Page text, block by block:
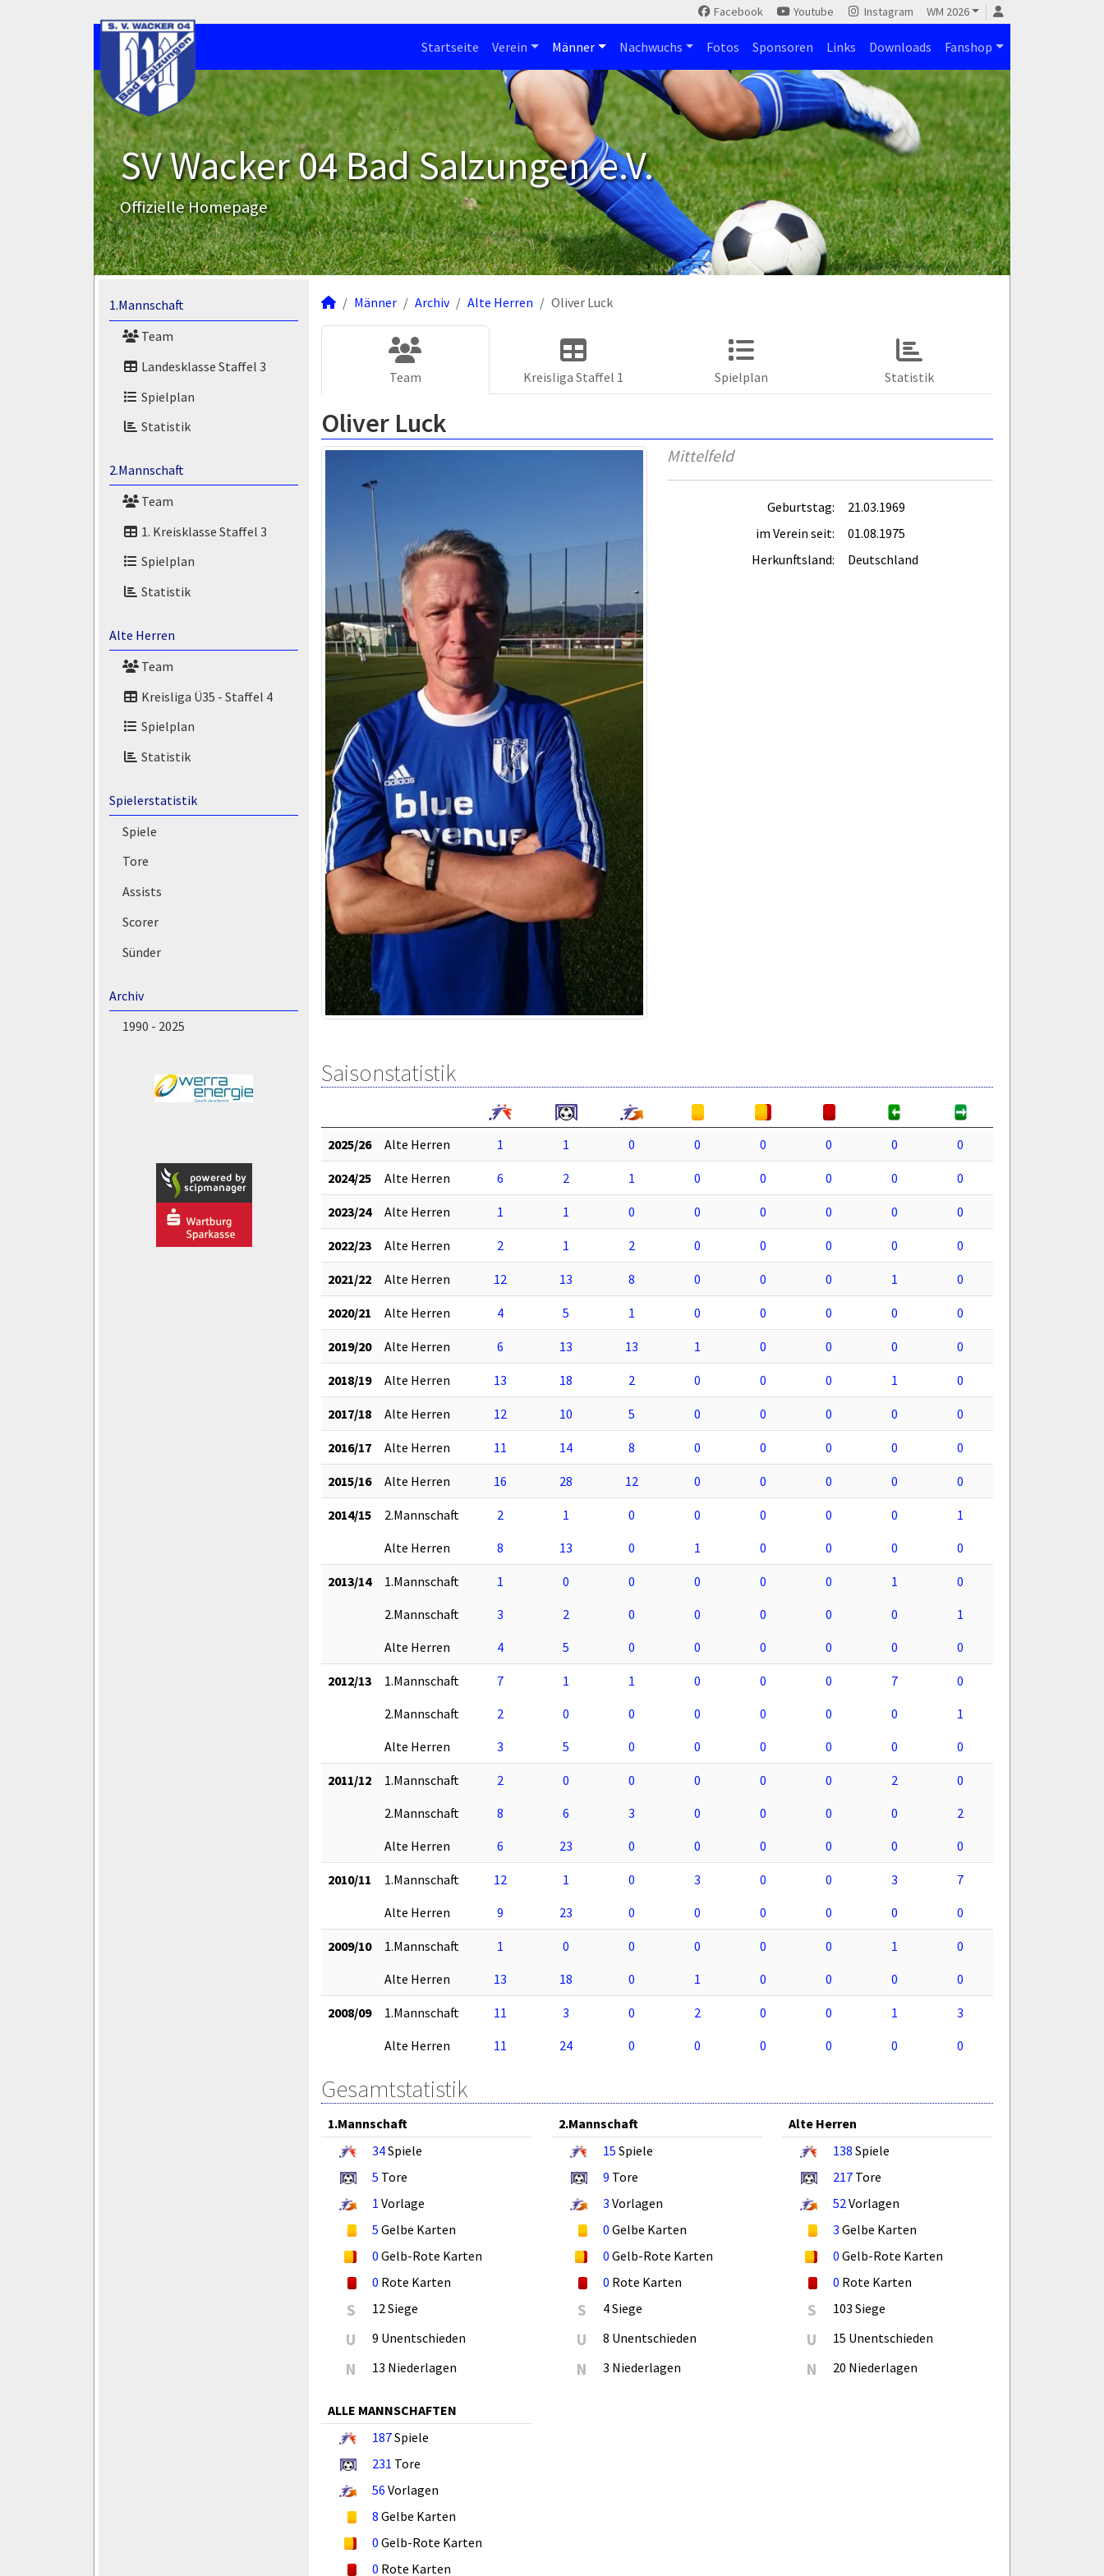
Facebook Youtube Instagram WM 2026
Startseite Verein Männer Nachwuchs Fotos Sponsoren Links Downloads Fanshop
SV Wacker 04 Bad Salzungen e.V.
Offizielle Homepage
1.Mannschaft
Team
Landesklasse Staffel 3
Spielplan
Statistik
2.Mannschaft
Team
1. Kreisklasse Staffel 3
Spielplan
Statistik
Alte Herren
Team
Kreisliga Ü35 - Staffel 4
Spielplan
Statistik
Spielerstatistik
Spiele
Tore
Assists
Scorer
Sünder
Archiv
1990 - 2025
Männer Archiv Alte Herren Oliver Luck
Team Kreisliga Staffel 1 Spielplan Statistik
Oliver Luck
Mittelfeld
Geburtstag:
21.03.1969
im Verein seit:
01.08.1975
Herkunftsland:
Deutschland
Saisonstatistik
2025/26 Alte Herren 1 1 0 0 0 0 0 0
2024/25 Alte Herren 6 2 1 0 0 0 0 0
2023/24 Alte Herren 1 1 0 0 0 0 0 0
2022/23 Alte Herren 2 1 2 0 0 0 0 0
2021/22 Alte Herren 12 13 8 0 0 0 1 0
2020/21 Alte Herren 4 5 1 0 0 0 0 0
2019/20 Alte Herren 6 13 13 1 0 0 0 0
2018/19 Alte Herren 13 18 2 0 0 0 1 0
2017/18 Alte Herren 12 10 5 0 0 0 0 0
2016/17 Alte Herren 11 14 8 0 0 0 0 0
2015/16 Alte Herren 16 28 12 0 0 0 0 0
2014/15 2.Mannschaft 2 1 0 0 0 0 0
1
Alte Herren
8 13 0 1 0 0 0 0
2013/14 1.Mannschaft 1 0 0 0 0 0 1
0
2.Mannschaft
3 2 0 0 0 0 0
1
Alte Herren
4 5 0 0 0 0 0 0
2012/13 1.Mannschaft 7 1 1 0 0 0 7
0
2.Mannschaft
2 0 0 0 0 0 0
1
Alte Herren
3 5 0 0 0 0 0 0
2011/12 1.Mannschaft 2 0 0 0 0 0 2
0
2.Mannschaft
8 6 3 0 0 0 0
2
Alte Herren
6 23 0 0 0 0 0 0
2010/11 1.Mannschaft 12 1 0 3 0 0 3
7
Alte Herren
9 23 0 0 0 0 0 0
2009/10 1.Mannschaft 1 0 0 0 0 0 1
0
Alte Herren
13 18 0 1 0 0 0 0
2008/09 1.Mannschaft 11 3 0 2 0 0 1
3
Alte Herren
11 24 0 0 0 0 0 0
Gesamtstatistik
1.Mannschaft
34Spiele
5 Tore
1 Vorlage
5 Gelbe Karten
0 Gelb-Rote Karten
0 Rote Karten
S 12 Siege
U 9 Unentschieden
N 13 Niederlagen
2.Mannschaft
15 Spiele
9 Tore
3 Vorlagen
0 Gelbe Karten
0 Gelb-Rote Karten
0 Rote Karten
S 4 Siege
U 8 Unentschieden
N 3 Niederlagen
Alte Herren
138 Spiele
217 Tore
52Vorlagen
3 Gelbe Karten
0 Gelb-Rote Karten
0 Rote Karten
S 103 Siege
U 15 Unentschieden
N 20 Niederlagen
ALLE MANNSCHAFTEN
187Spiele
231 Tore
56 Vorlagen
8 Gelbe Karten
0 Gelb-Rote Karten
0 Rote Karten